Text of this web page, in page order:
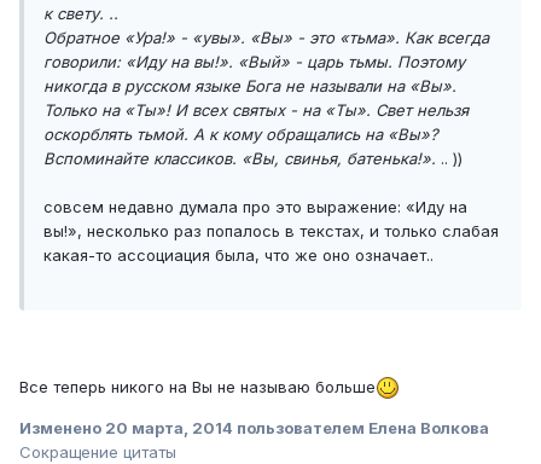
к свету. ..
Обратное «Ура!» - «увы». «Вы» - это «тьма». Как всегда
говорили: «Иду на вы!». «Вый» - царь тьмы. Поэтому
никогда в русском языке Бога не называли на «Вы».
Только на «Ты»! И всех святых - на «Ты». Свет нельзя
оскорблять тьмой. А к кому обращались на «Вы»?
Вспоминайте классиков. «Вы, свинья, батенька!». .. ))
совсем недавно думала про это выражение: «Иду на
вы!», несколько раз попалось в текстах, и только слабая
какая-то ассоциация была, что же оно означает..
Все теперь никого на Вы не называю больше
Изменено 20 марта, 2014 пользователем Елена Волкова
Сокращение цитаты